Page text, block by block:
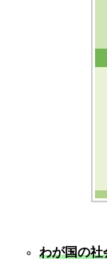
わが国の社